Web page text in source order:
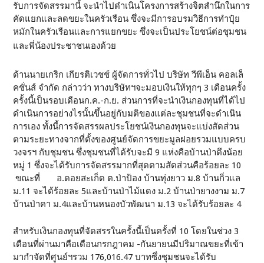
รับการจัดสรรมานี้ จะนำไปดำเนินโครงการสร้างจิตสำนึกในการ
คัดแยกและลดขยะในครัวเรือน ซึ่งจะมีการอบรมวิธีการทำปุ๋ย
หมักในครัวเรือนและการแยกขยะ ซึ่งจะเป็นประโยชน์ต่อชุมชน
และพี่น้องประชาชนเองด้วย
ด้านนายเกริก เกียรติเวชช์ ผู้จัดการทั่วไป บริษัท วีพีเอ็น คอลเล็
คชั่นส์ จำกัด กล่าวว่า ทางบริษัทฯจะมอบเงินให้ทุกๆ 3 เดือนครั้ง
ครั้งนี้เป็นรอบเดือนก.ค.-ก.ย. ส่วนการที่จะนำเงินกองทุนที่ได้ไป
ดำเนินการอย่างไรนั้นขึ้นอยู่กับมติของแต่ละชุมชนที่จะดำเนิน
การเอง ทั้งนี้การจัดสรรผลประโยชน์เงินกองทุนจะแบ่งสัดส่วน
ตามระยะทางจากที่ตั้งของศูนย์จัดการขยะมูลฝอยรวมแบบครบ
วงจรฯ กับชุมชน ซึ่งชุมชนที่ได้รับจะมี 9 แห่งคือบ้านป่าตึงน้อย
หมู่ 1 ซึ่งจะได้รับการจัดสรรมากที่สุดตามสัดส่วนคือร้อยละ 10
ขณะที่ อ.ดอยสะเก็ด ต.ป่าป้อง บ้านทุ่งยาว ม.8 บ้านกิ่วแล
ม.11 จะได้ร้อยละ 5และบ้านป่าไม้แดง ม.2 บ้านป่ายางงาม ม.7
บ้านป่าคา ม.4และบ้านหนองบัวพัฒนา ม.13 จะได้รับร้อยละ 4
สำหรับเงินกองทุนที่จัดสรรในครั้งนี้เป็นครั้งที่ 10 โดยในช่วง 3
เดือนที่ผ่านมาคือเดือนกรกฎาคม -กันยายนมีปริมาณขยะที่เข้า
มากำจัดที่ศูนย์ฯรวม 176,016.47 บาทซึ่งชุมชนจะได้รับ